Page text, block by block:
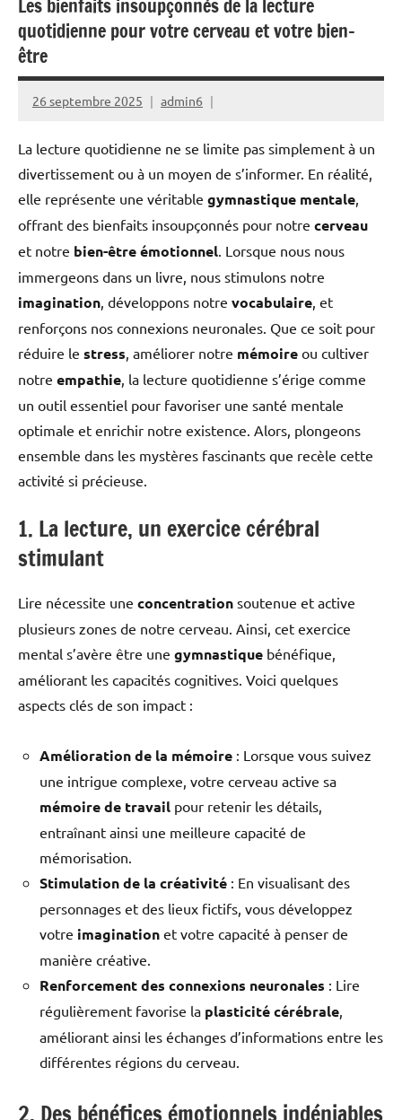
Les bienfaits insoupçonnés de la lecture
quotidienne pour votre cerveau et votre bien-
être
26 septembre 2025 admin6
La lecture quotidienne ne se limite pas simplement à un
divertissement ou à un moyen de s’informer. En réalité,
elle représente une véritable gymnastique mentale,
offrant des bienfaits insoupçonnés pour notre cerveau
et notre bien-être émotionnel. Lorsque nous nous
immergeons dans un livre, nous stimulons notre
imagination, développons notre vocabulaire, et
renforçons nos connexions neuronales. Que ce soit pour
réduire le stress, améliorer notre mémoire ou cultiver
notre empathie, la lecture quotidienne s’érige comme
un outil essentiel pour favoriser une santé mentale
optimale et enrichir notre existence. Alors, plongeons
ensemble dans les mystères fascinants que recèle cette
activité si précieuse.
1. La lecture, un exercice cérébral
stimulant
Lire nécessite une concentration soutenue et active
plusieurs zones de notre cerveau. Ainsi, cet exercice
mental s’avère être une gymnastique bénéfique,
améliorant les capacités cognitives. Voici quelques
aspects clés de son impact :
Amélioration de la mémoire : Lorsque vous suivez
une intrigue complexe, votre cerveau active sa
mémoire de travail pour retenir les détails,
entraînant ainsi une meilleure capacité de
mémorisation.
Stimulation de la créativité : En visualisant des
personnages et des lieux fictifs, vous développez
votre imagination et votre capacité à penser de
manière créative.
Renforcement des connexions neuronales : Lire
régulièrement favorise la plasticité cérébrale,
améliorant ainsi les échanges d’informations entre les
différentes régions du cerveau.